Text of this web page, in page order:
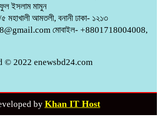
ইসলাম মামুন
মহাখালী আমতলী, বনানী ঢাকা- ১২১৩
মোবাইল- +8801718004008,
© 2022 enewsbd24.com
by Khan IT Host